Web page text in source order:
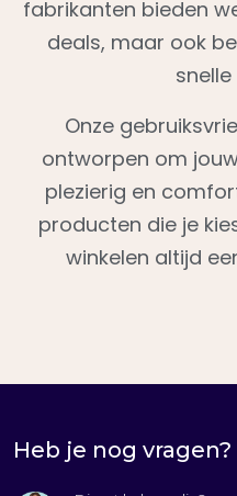
fabrikanten bieden
deals, maar ook
Onze
ontworpen om
plezierig en
producten die je
winkelen altijd
Heb je nog vragen?